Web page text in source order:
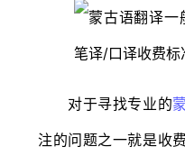
对于寻找专业的
注的问题之一就是收